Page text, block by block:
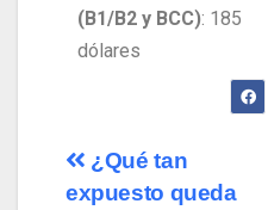
(B1/B2 y BCC): 185
dólares
¿Qué tan
expuesto queda